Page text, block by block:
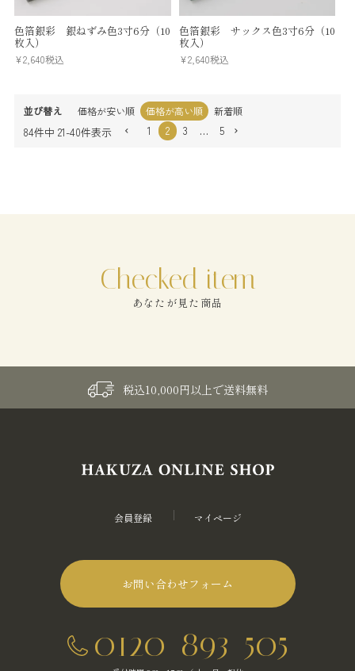
色箔銀彩 銀ねずみ色3寸6分（10
枚入）
¥2,640税込
色箔銀彩 サックス色3寸6分（10
枚入）
¥2,640税込
並び替え 価格が安い順 価格が高い順 新着順
84件中 21-40件表示 1 2 3 … 5
あなたが見た商品
税込10,000円以上で送料無料
会員登録 マイページ
お問い合わせフォーム
0120-893-505